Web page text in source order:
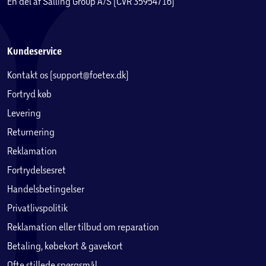
Kundeservice
Kontakt os (support@foetex.dk)
Fortryd køb
Levering
Returnering
Reklamation
Fortrydelsesret
Handelsbetingelser
Privatlivspolitik
Reklamation eller tilbud om reparation
Betaling, købekort & gavekort